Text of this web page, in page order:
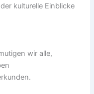
kulturelle Einblicke
w‬ir alle,